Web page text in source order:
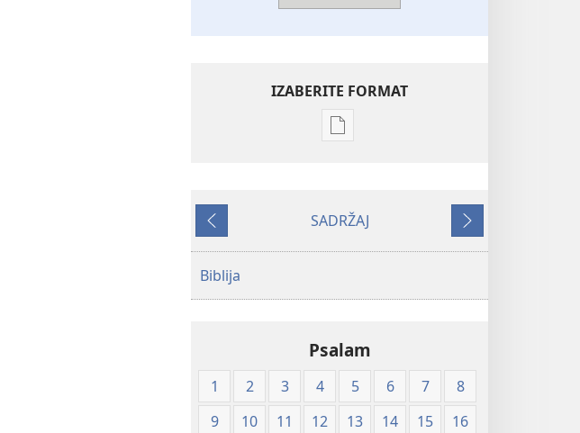
IZABERITE FORMAT
Postavke
Biblija
korice)
Prethodno
SADRŽAJ
Sljedeće
Biblija
Psalam
1 2 3 4 5 6 7
8
9
10 11 12 13 14 15
16